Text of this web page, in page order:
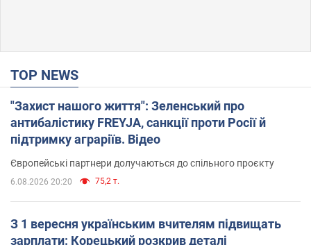
TOP NEWS
"Захист нашого життя": Зеленський про
антибалістику FREYJA, санкції проти Росії й
підтримку аграріїв. Відео
Європейські партнери долучаються до спільного проєкту
6.08.2026 20:20 75,2 т.
З 1 вересня українським вчителям підвищать
зарплати: Корецький розкрив деталі